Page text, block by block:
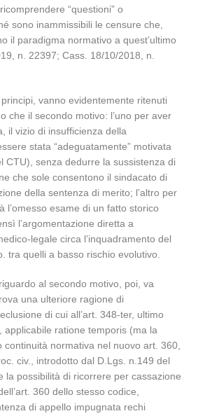
“questioni” o
sono inammissibili le censure che,
il paradigma normativo a quest’ultimo
n. 22397; Cass. 18/10/2018, n.
vanno evidentemente ritenuti
che il secondo motivo: l’uno per aver
il vizio di insufficienza della
stata “adeguatamente” motivata
CTU), senza dedurre la sussistenza di
che sole consentono il sindacato di
della sentenza di merito; l’altro per
l’omesso esame di un fatto storico
l’argomentazione diretta a
legale circa l’inquadramento del
tra quelli a basso rischio evolutivo.
al secondo motivo, poi, va
una ulteriore ragione di
di cui all’art. 348-ter, ultimo
applicabile ratione temporis (ma la
continuità normativa nel nuovo art. 360,
civ., introdotto dal D.Lgs. n.149 del
la possibilità di ricorrere per cassazione
360 dello stesso codice,
di appello impugnata rechi